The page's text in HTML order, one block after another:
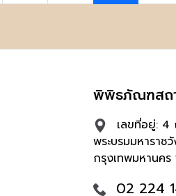
พิพิธภัณฑสถ
เลขที่อยู่: 4
พระบรมมหาราช
กรุงเทพมหานค
02 224